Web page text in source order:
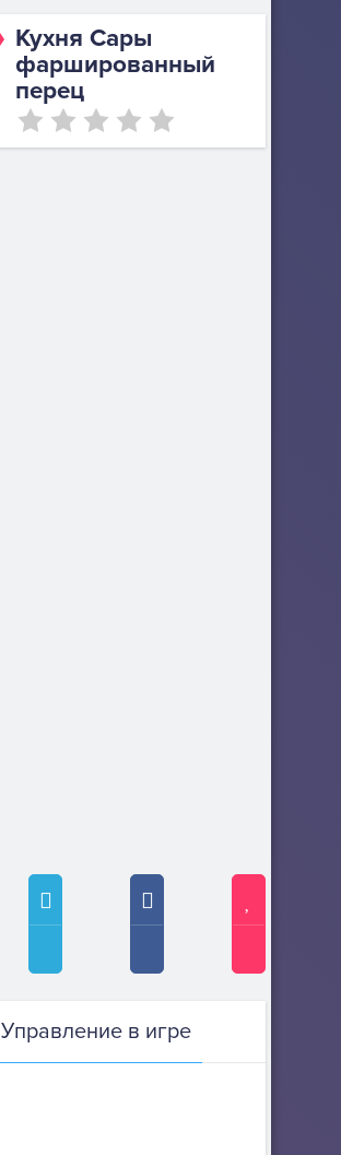
Кухня Сары
фаршированный
перец
Управление в игре